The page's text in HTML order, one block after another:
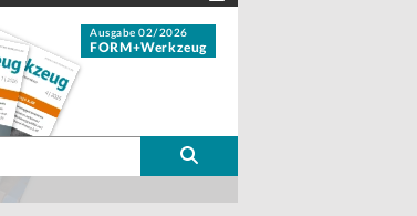
Ausgabe 02/2026
FORM+Werkzeug